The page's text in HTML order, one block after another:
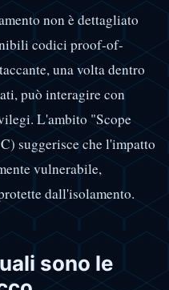
non è dettagliato
codici proof-of-
una volta dentro
può interagire con
L'ambito "Scope
suggerisce che l'impatto
vulnerabile,
dall'isolamento.
sono le